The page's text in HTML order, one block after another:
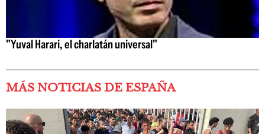
"Yuval Harari, el charlatán universal"
MÁS NOTICIAS DE ESPAÑA